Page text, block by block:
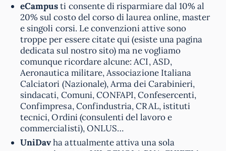
eCampusti consente di risparmiare dal 10% al
20% sul costo del corso di laurea online, master
e singoli corsi. Le convenzioni attive sono
troppe per essere citate qui (esiste una pagina
dedicata sul nostro sito) ma ne vogliamo
comunque ricordare alcune: ACI, ASD,
Aeronautica militare, Associazione Italiana
Calciatori (Nazionale), Arma dei Carabinieri,
sindacati, Comuni, CONFAPI, Confesercenti,
Confimpresa, Confindustria, CRAL, istituti
tecnici, Ordini (consulenti del lavoro e
commercialisti), ONLUS…
UniDavha attualmente attiva una sola